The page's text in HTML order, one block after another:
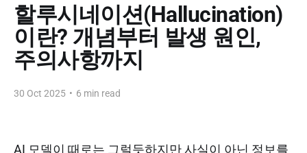
할루시네이션(Hallucination)
이란? 개념부터 발생 원인,
주의사항까지
30 Oct 2025 • 6 min read
AI 모델이 때로는 그럴듯하지만 사실이 아닌 정보를